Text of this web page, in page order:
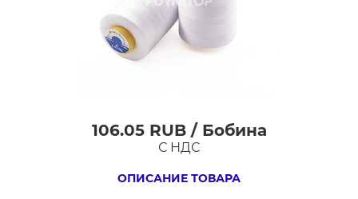
106.05 RUB / Бобина
С НДС
ОПИСАНИЕ ТОВАРА